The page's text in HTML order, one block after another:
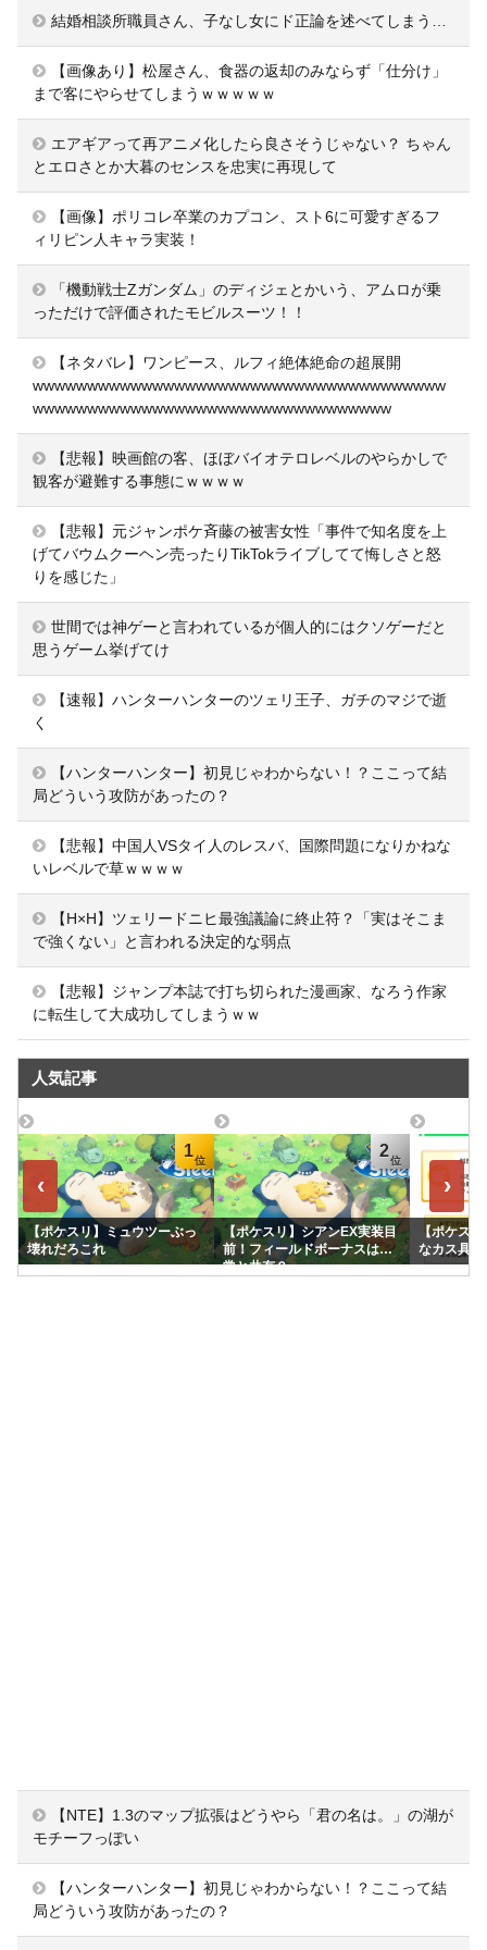
結婚相談所職員さん、子なし女にド正論を述べてしまう…
【画像あり】松屋さん、食器の返却のみならず「仕分け」
まで客にやらせてしまうｗｗｗｗｗ
エアギアって再アニメ化したら良さそうじゃない？ ちゃん
とエロさとか大暮のセンスを忠実に再現して
【画像】ポリコレ卒業のカプコン、スト6に可愛すぎるフ
ィリピン人キャラ実装！
「機動戦士Ζガンダム」のディジェとかいう、アムロが乗
っただけで評価されたモビルスーツ！！
【ネタバレ】ワンピース、ルフィ絶体絶命の超展開
wwwwwwwwwwwwwwwwwwwwwwwwwwwwwwwwwwwwww
wwwwwwwwwwwwwwwwwwwwwwwwwwwwwwwww
【悲報】映画館の客、ほぼバイオテロレベルのやらかしで
観客が避難する事態にｗｗｗｗ
【悲報】元ジャンポケ斉藤の被害女性「事件で知名度を上
げてバウムクーヘン売ったりTikTokライブしてて悔しさと怒
りを感じた」
世間では神ゲーと言われているが個人的にはクソゲーだと
思うゲーム挙げてけ
【速報】ハンターハンターのツェリ王子、ガチのマジで逝
く
【ハンターハンター】初見じゃわからない！？ここって結
局どういう攻防があったの？
【悲報】中国人VSタイ人のレスバ、国際問題になりかねな
いレベルで草ｗｗｗｗ
【H×H】ツェリードニヒ最強議論に終止符？「実はそこま
で強くない」と言われる決定的な弱点
【悲報】ジャンプ本誌で打ち切られた漫画家、なろう作家
に転生して大成功してしまうｗｗ
人気記事
‹
1
【ポケスリ】ミュウツーぶっ
壊れだろこれ
2
【ポケスリ】シアンEX実装目
前！フィールドボーナスは通
常と共有？
【ポケス
なカス具合
›
【NTE】1.3のマップ拡張はどうやら「君の名は。」の湖が
モチーフっぽい
【ハンターハンター】初見じゃわからない！？ここって結
局どういう攻防があったの？